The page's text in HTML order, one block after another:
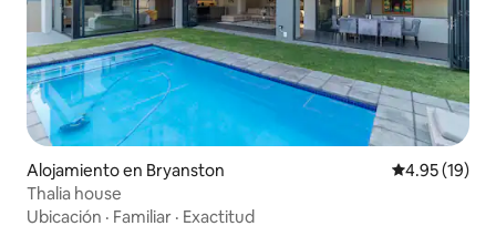
Alojamiento en Bryanston Calificación
4.95 (19)
Thalia house
Ubicación · Familiar · Exactitud